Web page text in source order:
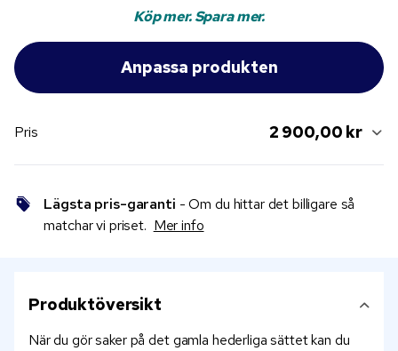
Köp mer. Spara mer.
Pris 2 900,00 kr
Lägsta pris-garanti - Om du hittar det billigare så
matchar vi priset. Mer info
Produktöversikt
När du gör saker på det gamla hederliga sättet kan du